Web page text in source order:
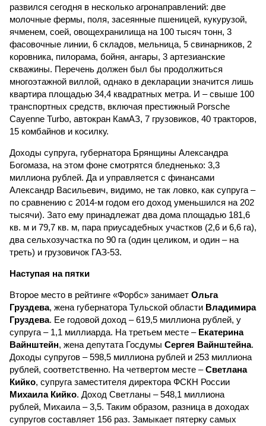
развился сегодня в несколько агронаправлений: две
молочные фермы, поля, засеянные пшеницей, кукурузой,
ячменем, соей, овощехранилища на 100 тысяч тонн, 3
фасовочные линии, 6 складов, мельница, 5 свинарников, 2
коровника, пилорама, бойня, ангары, 3 артезианские
скважины. Перечень должен был бы продолжиться
многоэтажной виллой, однако в декларации значится лишь
квартира площадью 34,4 квадратных метра. И – свыше 100
транспортных средств, включая престижный Porsche
Cayenne Turbo, автокран КамАЗ, 7 грузовиков, 40 тракторов,
15 комбайнов и косилку.
Доходы супруга, губернатора Брянщины Александра
Богомаза, на этом фоне смотрятся бледненько: 3,3
миллиона рублей. Да и управляется с финансами
Александр Васильевич, видимо, не так ловко, как супруга –
по сравнению с 2014-м годом его доход уменьшился на 202
тысячи). Зато ему принадлежат два дома площадью 181,6
кв. м и 79,7 кв. м, пара приусадебных участков (2,6 и 6,6 га),
два сельхозучастка по 90 га (один целиком, и один – на
треть) и грузовичок ГАЗ-53.
Наступая на пятки
Второе место в рейтинге «Форбс» занимает Ольга
Груздева, жена губернатора Тульской области Владимира
Груздева. Ее годовой доход – 619,5 миллиона рублей, у
супруга – 1,1 миллиарда. На третьем месте – Екатерина
Вайнштейн, жена депутата Госдумы Сергея Вайнштейна.
Доходы супругов – 598,5 миллиона рублей и 253 миллиона
рублей, соответственно. На четвертом месте –Светлана
Кийко, супруга заместителя директора ФСКН России
Михаила Кийко. Доход Светланы – 548,1 миллиона
рублей, Михаила – 3,5. Таким образом, разница в доходах
супругов составляет 156 раз. Замыкает пятерку самых